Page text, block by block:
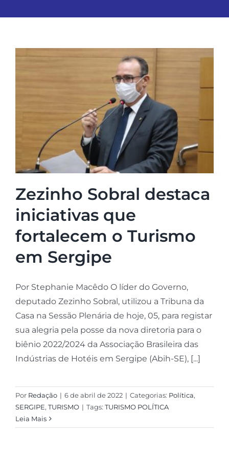
Zezinho Sobral destaca
iniciativas que
fortalecem o Turismo
em Sergipe
Por Stephanie Macêdo O líder do Governo,
deputado Zezinho Sobral, utilizou a Tribuna da
Casa na Sessão Plenária de hoje, 05, para registar
sua alegria pela posse da nova diretoria para o
biênio 2022/2024 da Associação Brasileira das
Indústrias de Hotéis em Sergipe (Abih-SE), [...]
Por Redação | 6 de abril de 2022 | Categorias: Política,
SERGIPE, TURISMO | Tags: TURISMO POLÍTICA
Leia Mais